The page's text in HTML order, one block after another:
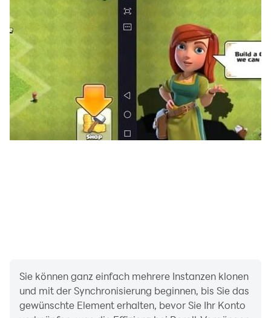
Großvater geerbt, aber dieses einst so schöne
Herrenhaus ist nun in einem fürchterlichen Zustand 🏚️.
Hilf Jess in diesem Spiel bei der Entrümpelung und
Renovierung des Hauses, wähle das perfekte Design
und die Inneneinrichtung, um ein luxuriöses Heim für
einen aufstrebenden Internetstar zu schaffen 🏰.
🌟Gehe viral
Der große Plan von Jess ist es, PikPok-Influencerin zu
Suchst du nach einem Gelegenheitsspiel, das voller
Abenteuer, Rätsel, Romantik, Entscheidungen, Drama,
Mode, Umstyling, Renovierung und einer Menge Spaß
Sie können ganz einfach mehrere Instanzen klonen
und mit der Synchronisierung beginnen, bis Sie das
gewünschte Element erhalten, bevor Sie Ihr Konto